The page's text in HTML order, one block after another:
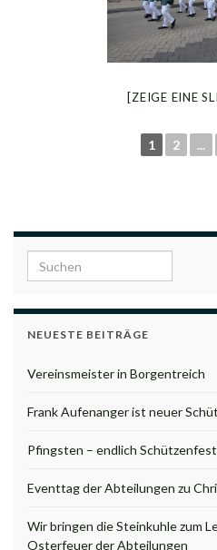
[ZEIGE EINE
1 2 ...
Search for:
NEUESTE BEITRÄGE
Vereinsmeister in Borgentreich
Frank Aufenanger ist neuer
Pfingsten – endlich Schützenfest
Eventtag der Abteilungen zu
Wir bringen die Steinkuhle zum
Osterfeuer der Abteilungen